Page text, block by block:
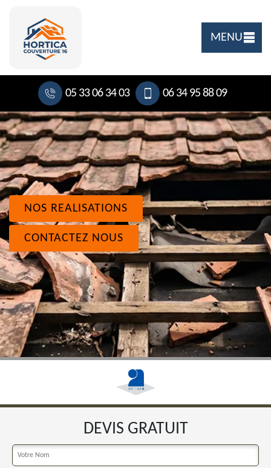
MENU
05 33 06 34 03 06 34 95 88 09
NOS REALISATIONS
CONTACTEZ NOUS
DEVIS GRATUIT